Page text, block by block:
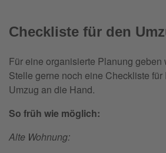
Checkliste für den
Für eine organisierte Planung geben
Stelle gerne noch eine Checkliste
Umzug an die Hand.
So früh wie möglich:
Alte Wohnung: